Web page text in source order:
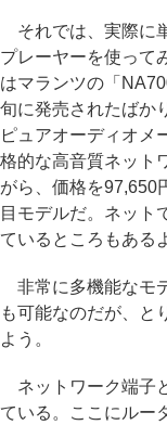
それでは、実際に
プレーヤーを使って
はマランツの「
旬に発売されたばか
ピュアオーディオメ
格的な高音質ネット
がら、価格を97,650
目モデルだ。ネット
ているところもある
非常に多機能なモ
も可能なのだが、と
よう。
ネットワーク端子
ている。ここにルー